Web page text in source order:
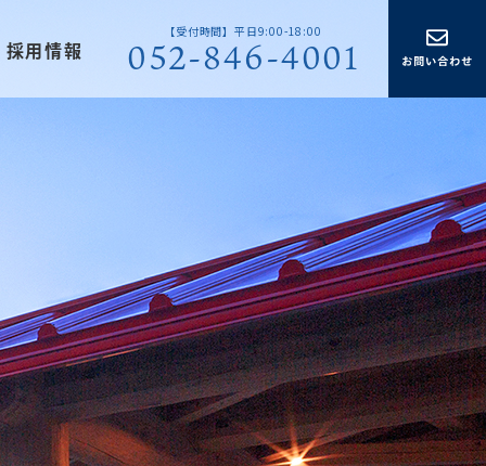
採用情報
【受付時間】平日9:00-18:00
052-846-4001